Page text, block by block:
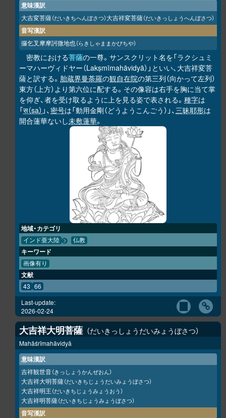
意味漢訳
大吉変菩薩（だいきちへんぼさつ）大吉祥変菩薩（だいきっしょうへんぼさつ）
音写漢訳
攞乞叉摩摩訶微地也（らきしゃままかびちや）
密教における菩薩の一尊。サンスクリット名を「ラクシュミ
ーマハーヴィドヤー（Lakṣmīmahāvidyā）」といい、大吉祥変菩
薩と訳する。 胎蔵界曼荼羅の観自在院の第三列（向かって左列）
東方（上方）より第六位に配する。その像容は右手を胸に当て掌
を仰ぎ、者を受け取るように上を見る姿で表される。 種字は
「स（sa） 」、 密号は「動用金剛（どうようこんごう）」、三昧耶形は
開合蓮華ないし未敷蓮華。
地域・カテゴリ
インド亜大陸 仏教
キーワード
画像有り
文献
43 66
Last-update:
2026-02-24
大吉祥大明菩薩 だいきっしょうだいみょうぼさつ
Mahāśrīmahāvidyā
意味漢訳
吉祥観世音（きっしょうかんぜおん）
大吉祥大明菩薩（だいきちじょうだいみょうぼさつ）
大吉祥明王（だいきちじょうみょうおう）
大吉祥明菩薩（だいきちじょうみょうぼさつ）
音写漢訳